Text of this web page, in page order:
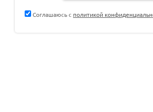
Соглашаюсь с политикой